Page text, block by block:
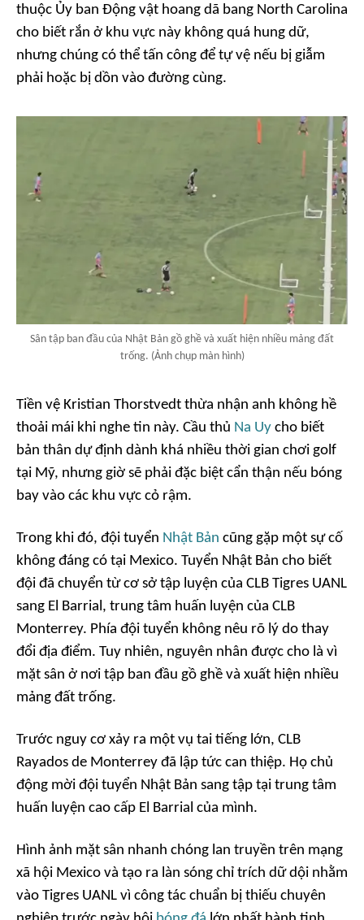
thuộc Ủy ban Động vật hoang dã bang North Carolina
cho biết rắn ở khu vực này không quá hung dữ,
nhưng chúng có thể tấn công để tự vệ nếu bị giẫm
phải hoặc bị dồn vào đường cùng.
Sân tập ban đầu của Nhật Bản gồ ghề và xuất hiện nhiều mảng đất
trống. (Ảnh chụp màn hình)
Tiền vệ Kristian Thorstvedt thừa nhận anh không hề
thoải mái khi nghe tin này. Cầu thủ Na Uy cho biết
bản thân dự định dành khá nhiều thời gian chơi golf
tại Mỹ, nhưng giờ sẽ phải đặc biệt cẩn thận nếu bóng
bay vào các khu vực cỏ rậm.
Trong khi đó, đội tuyển Nhật Bản cũng gặp một sự cố
không đáng có tại Mexico. Tuyển Nhật Bản cho biết
đội đã chuyển từ cơ sở tập luyện của CLB Tigres UANL
sang El Barrial, trung tâm huấn luyện của CLB
Monterrey. Phía đội tuyển không nêu rõ lý do thay
đổi địa điểm. Tuy nhiên, nguyên nhân được cho là vì
mặt sân ở nơi tập ban đầu gồ ghề và xuất hiện nhiều
mảng đất trống.
Trước nguy cơ xảy ra một vụ tai tiếng lớn, CLB
Rayados de Monterrey đã lập tức can thiệp. Họ chủ
động mời đội tuyển Nhật Bản sang tập tại trung tâm
huấn luyện cao cấp El Barrial của mình.
Hình ảnh mặt sân nhanh chóng lan truyền trên mạng
xã hội Mexico và tạo ra làn sóng chỉ trích dữ dội nhằm
vào Tigres UANL vì công tác chuẩn bị thiếu chuyên